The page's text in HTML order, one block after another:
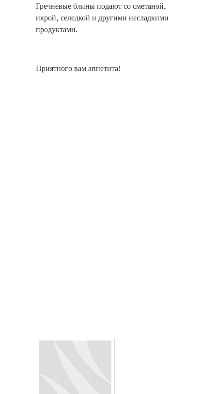
Гречневые блины подают со сметаной,
икрой, селедкой и другими несладкими
продуктами.
Приятного вам аппетита!